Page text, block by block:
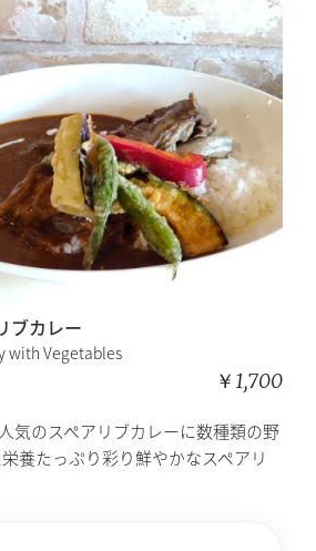
ブカレー
with Vegetables
￥1,700
気のスペアリブカレーに数種類の野
養たっぷり彩り鮮やかなスペアリ